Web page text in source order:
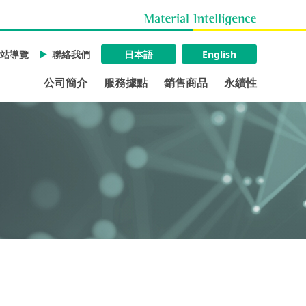
導覽 聯絡我們 日本語 English
公司簡介 服務據點 銷售商品 永續性